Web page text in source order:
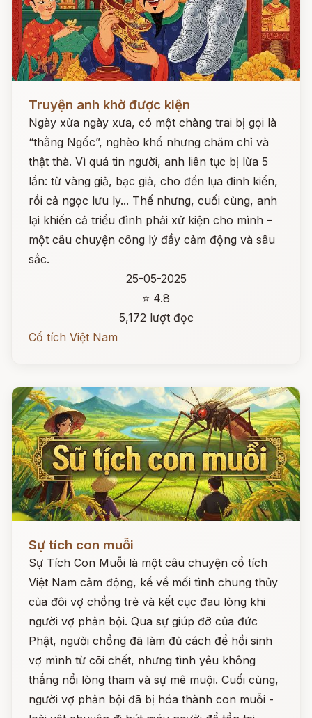
Truyện anh khờ được kiện
Ngày xửa ngày xưa, có một chàng trai bị gọi là
“thằng Ngốc”, nghèo khổ nhưng chăm chỉ và
thật thà. Vì quá tin người, anh liên tục bị lừa 5
lần: từ vàng giả, bạc giả, cho đến lụa đinh kiến,
rồi cả ngọc lưu ly... Thế nhưng, cuối cùng, anh
lại khiến cả triều đình phải xử kiện cho mình –
một câu chuyện công lý đầy cảm động và sâu
sắc.
25-05-2025
⭐ 4.8
5,172 lượt đọc
Cổ tích Việt Nam
Sự tích con muỗi
Sự Tích Con Muỗi là một câu chuyện cổ tích
Việt Nam cảm động, kể về mối tình chung thủy
của đôi vợ chồng trẻ và kết cục đau lòng khi
người vợ phản bội. Qua sự giúp đỡ của đức
Phật, người chồng đã làm đủ cách để hồi sinh
vợ mình từ cõi chết, nhưng tình yêu không
thắng nổi lòng tham và sự mê muội. Cuối cùng,
người vợ phản bội đã bị hóa thành con muỗi -